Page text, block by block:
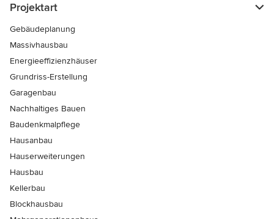
Projektart
Gebäudeplanung
Massivhausbau
Energieeffizienzhäuser
Grundriss-Erstellung
Garagenbau
Nachhaltiges Bauen
Baudenkmalpflege
Hausanbau
Hauserweiterungen
Hausbau
Kellerbau
Blockhausbau